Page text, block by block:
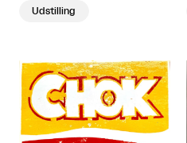
Udstilling